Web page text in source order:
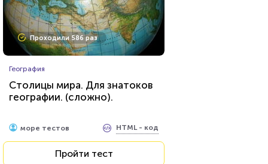
Проходили 895 раз
Пословица недаром
молвится.
Пройти тест
Проходили 586 раз
География
Столицы мира. Для знатоков
географии. (сложно).
море тестов HTML - код
Пройти тест